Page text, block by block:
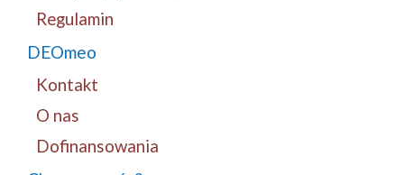
Regulamin
DEOmeo
Kontakt
O nas
Dofinansowania